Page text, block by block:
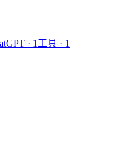
· 1 工具 · 1